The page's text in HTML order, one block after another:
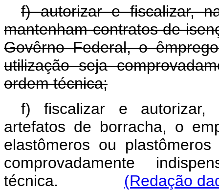
f) autorizar e fiscalizar,
mantenham contratos de
Govêrno Federal, o
utilização seja
ordem técnica;
f) fiscalizar e autorizar,
artefatos de borracha, o
elastômeros ou
comprovadamente
técnica. (Redação